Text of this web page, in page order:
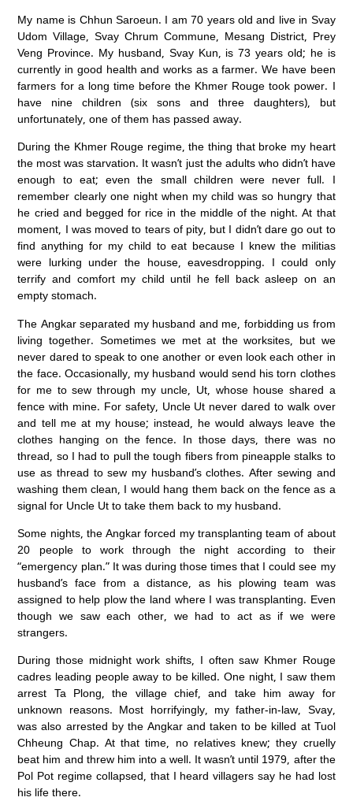
My name is Chhun Saroeun. I am 70 years old and live in Svay
Udom Village, Svay Chrum Commune, Mesang District, Prey
Veng Province. My husband, Svay Kun, is 73 years old; he is
currently in good health and works as a farmer. We have been
farmers for a long time before the Khmer Rouge took power. I
have nine children (six sons and three daughters), but
unfortunately, one of them has passed away.
During the Khmer Rouge regime, the thing that broke my heart
the most was starvation. It wasn’t just the adults who didn’t have
enough to eat; even the small children were never full. I
remember clearly one night when my child was so hungry that
he cried and begged for rice in the middle of the night. At that
moment, I was moved to tears of pity, but I didn’t dare go out to
find anything for my child to eat because I knew the militias
were lurking under the house, eavesdropping. I could only
terrify and comfort my child until he fell back asleep on an
empty stomach.
The Angkar separated my husband and me, forbidding us from
living together. Sometimes we met at the worksites, but we
never dared to speak to one another or even look each other in
the face. Occasionally, my husband would send his torn clothes
for me to sew through my uncle, Ut, whose house shared a
fence with mine. For safety, Uncle Ut never dared to walk over
and tell me at my house; instead, he would always leave the
clothes hanging on the fence. In those days, there was no
thread, so I had to pull the tough fibers from pineapple stalks to
use as thread to sew my husband’s clothes. After sewing and
washing them clean, I would hang them back on the fence as a
signal for Uncle Ut to take them back to my husband.
Some nights, the Angkar forced my transplanting team of about
20 people to work through the night according to their
“emergency plan.” It was during those times that I could see my
husband’s face from a distance, as his plowing team was
assigned to help plow the land where I was transplanting. Even
though we saw each other, we had to act as if we were
strangers.
During those midnight work shifts, I often saw Khmer Rouge
cadres leading people away to be killed. One night, I saw them
arrest Ta Plong, the village chief, and take him away for
unknown reasons. Most horrifyingly, my father-in-law, Svay,
was also arrested by the Angkar and taken to be killed at Tuol
Chheung Chap. At that time, no relatives knew; they cruelly
beat him and threw him into a well. It wasn’t until 1979, after the
Pol Pot regime collapsed, that I heard villagers say he had lost
his life there.